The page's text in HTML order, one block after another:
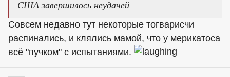
США завершилось неудачей
Совсем недавно тут некоторые тогварисчи
распинались, и клялись мамой, что у мерикатоса
всё "пучком" с испытаниями.